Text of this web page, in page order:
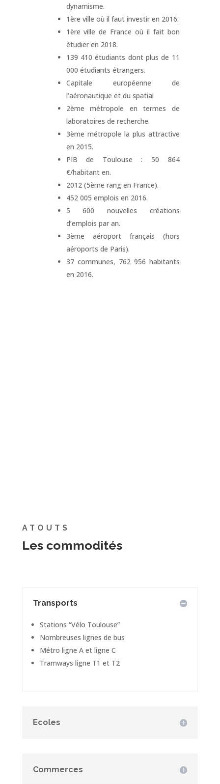
dynamisme.
1ère ville où il faut investir en 2016.
1ère ville de France où il fait bon
étudier en 2018.
139 410 étudiants dont plus de 11
000 étudiants étrangers.
Capitale européenne de
l’aéronautique et du spatial
2ème métropole en termes de
laboratoires de recherche.
3ème métropole la plus attractive
en 2015.
PIB de Toulouse : 50 864
€/habitant en.
2012 (5ème rang en France).
452 005 emplois en 2016.
5 600 nouvelles créations
d’emplois par an.
3ème aéroport français (hors
aéroports de Paris).
37 communes, 762 956 habitants
en 2016.
ATOUTS
Les commodités
Transports
Stations “Vélo Toulouse”
Nombreuses lignes de bus
Métro ligne A et ligne C
Tramways ligne T1 et T2
Ecoles
Commerces